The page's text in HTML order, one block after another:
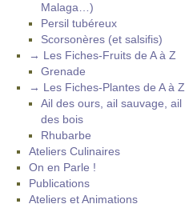
Malaga…)
Persil tubéreux
Scorsonères (et salsifis)
→ Les Fiches-Fruits de A à Z
Grenade
→ Les Fiches-Plantes de A à Z
Ail des ours, ail sauvage, ail
des bois
Rhubarbe
Ateliers Culinaires
On en Parle !
Publications
Ateliers et Animations